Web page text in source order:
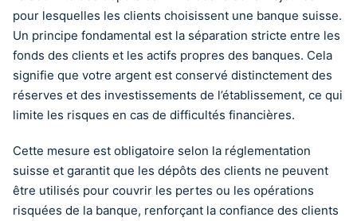
pour lesquelles les clients choisissent une banque suisse.
Un principe fondamental est la séparation stricte entre les
fonds des clients et les actifs propres des banques. Cela
signifie que votre argent est conservé distinctement des
réserves et des investissements de l’établissement, ce qui
limite les risques en cas de difficultés financières.
Cette mesure est obligatoire selon la réglementation
suisse et garantit que les dépôts des clients ne peuvent
être utilisés pour couvrir les pertes ou les opérations
risquées de la banque, renforçant la confiance des clients